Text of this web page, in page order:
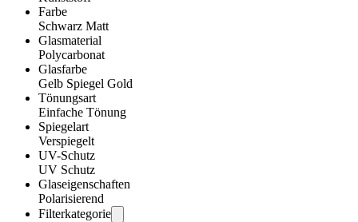
Farbe
Schwarz Matt
Glasmaterial
Polycarbonat
Glasfarbe
Gelb Spiegel Gold
Tönungsart
Einfache Tönung
Spiegelart
Verspiegelt
UV-Schutz
UV Schutz
Glaseigenschaften
Polarisierend
Filterkategorie